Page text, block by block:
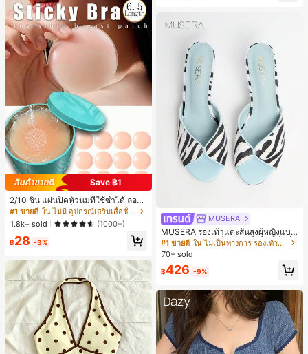
Save ฿1
2/10 ชิ้น แผ่นปิดหัวนมที่ใช้ซ้ำได้ ล่องห
น ไร้รอยต่อ & ไม่ลื่น เหมาะสำหรับโอก
าสต่างๆ สิ่งจำเป็นสำหรับฤดูร้อน
#1 ขายดี
ใน ไม่มี อุปกรณ์เสริมเสื้อชั้นในผู้หญิง
1.8k+ sold
(1000+)
฿28 -3%
MUSERA
MUSERA รองเท้าแตะส้นสูงผู้หญิงแบบ
มิวล์ หัวกลม ส้นเข็ม ลายม้าลาย เซ็กซี่ เ
ปิดหน้าเท้า โชว์นิ้วเท้า สำหรับปาร์ตี้ไน
#1 ขายดี
ใน ไม่เป็นทางการ รองเท้าแตะผู้หญิง
70+ sold
฿426 -9%